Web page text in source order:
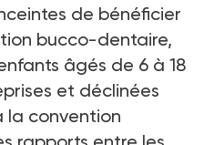
de bénéficier
bucco-dentaire,
âgés de 6 à 18
et déclinées
la convention